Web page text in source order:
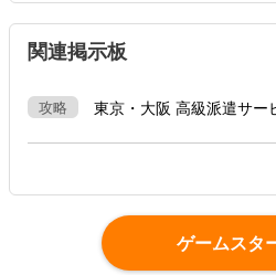
関連掲示板
攻略 東京・大阪 高級派遣サー
ゲームスタ